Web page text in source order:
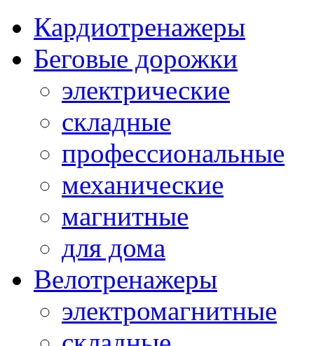
Кардиотренажеры
Беговые дорожки
электрические
складные
профессиональные
механические
магнитные
для дома
Велотренажеры
электромагнитные